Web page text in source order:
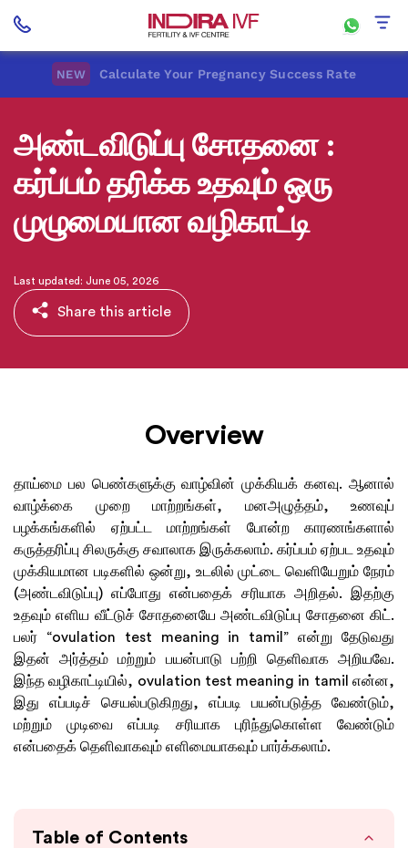
NEW Calculate Your Pregnancy Success Rate
அண்டவிடுப்பு சோதனை :
கர்ப்பம் தரிக்க உதவும் ஒரு
முழுமையான வழிகாட்டி
Last updated: June 05, 2026
Share this article
Overview
தாய்மை பல பெண்களுக்கு வாழ்வின் முக்கியக் கனவு. ஆனால்
வாழ்க்கை முறை மாற்றங்கள், மனஅழுத்தம், உணவுப்
பழக்கங்களில் ஏற்பட்ட மாற்றங்கள் போன்ற காரணங்களால்
கருத்தரிப்பு சிலருக்கு சவாலாக இருக்கலாம். கர்ப்பம் ஏற்பட உதவும்
முக்கியமான படிகளில் ஒன்று, உடலில் முட்டை வெளியேறும் நேரம்
(அண்டவிடுப்பு) எப்போது என்பதைக் சரியாக அறிதல். இதற்கு
உதவும் எளிய வீட்டுச் சோதனையே அண்டவிடுப்பு சோதனை கிட்.
பலர் “ovulation test meaning in tamil” என்று தேடுவது
இதன் அர்த்தம் மற்றும் பயன்பாடு பற்றி தெளிவாக அறியவே.
இந்த வழிகாட்டியில், ovulation test meaning in tamil என்ன,
இது எப்படிச் செயல்படுகிறது, எப்படி பயன்படுத்த வேண்டும்,
மற்றும் முடிவை எப்படி சரியாக புரிந்துகொள்ள வேண்டும்
என்பதைக் தெளிவாகவும் எளிமையாகவும் பார்க்கலாம்.
Table of Contents